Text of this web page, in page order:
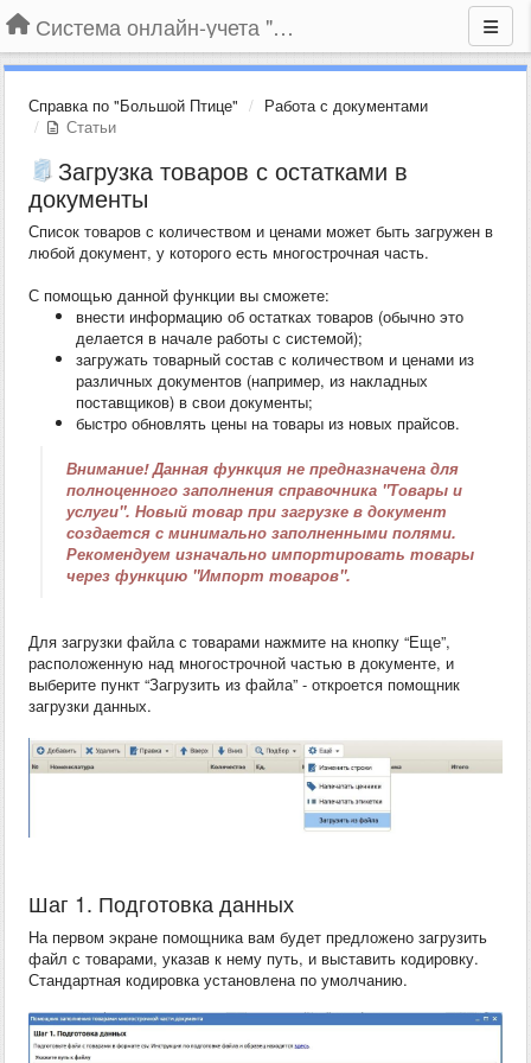
Система онлайн-учета "Большая Птица"
Справка по "Большой Птице"
Работа с документами
Статьи
Загрузка товаров с остатками в
документы
Список товаров с количеством и ценами может быть загружен в
любой документ, у которого есть многострочная часть.
С помощью данной функции вы сможете:
внести информацию об остатках товаров (обычно это
делается в начале работы с системой);
загружать товарный состав с количеством и ценами из
различных документов (например, из накладных
поставщиков) в свои документы;
быстро обновлять цены на товары из новых прайсов.
Внимание! Данная функция не предназначена для
полноценного заполнения справочника "Товары и
услуги". Новый товар при загрузке в документ
создается с минимально заполненными полями.
Рекомендуем изначально импортировать товары
через функцию "Импорт товаров".
Для загрузки файла с товарами нажмите на кнопку “Еще”,
расположенную над многострочной частью в документе, и
выберите пункт “Загрузить из файла” - откроется помощник
загрузки данных.
Шаг 1. Подготовка данных
На первом экране помощника вам будет предложено загрузить
файл с товарами, указав к нему путь, и выставить кодировку.
Стандартная кодировка установлена по умолчанию.